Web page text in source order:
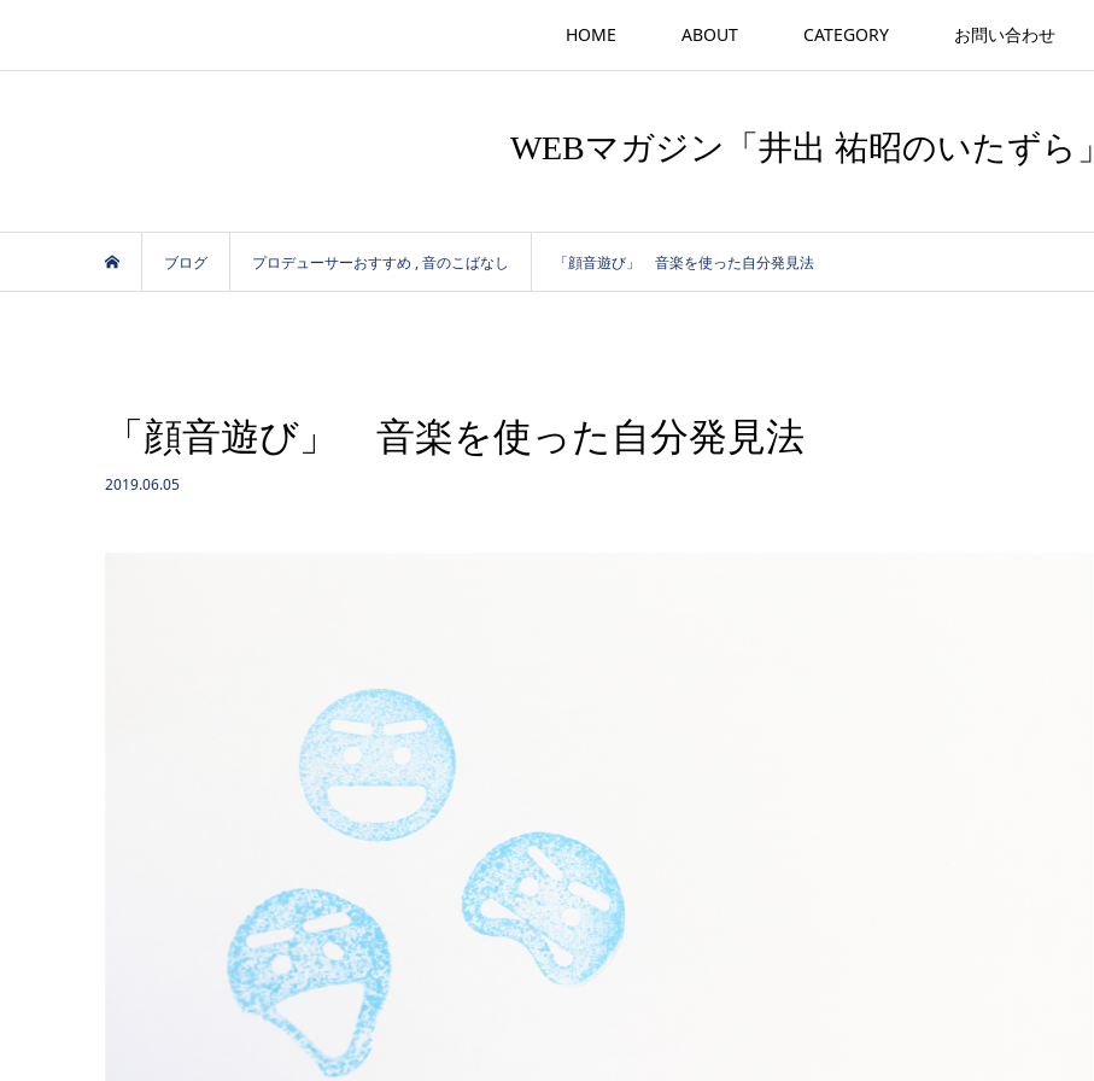
HOME ABOUT CATEGORY お問い合わせ
WEBマガジン「井出 祐昭のいたずら」
ブログ プロデューサーおすすめ ,音のこばなし 「顔音遊び」 音楽を使った自分発見法
「顔音遊び」 音楽を使った自分発見法
2019.06.05